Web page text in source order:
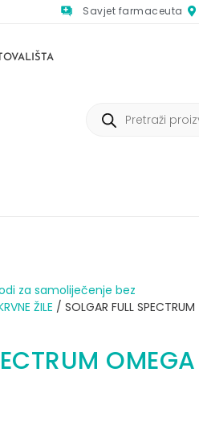
Savjet farmaceuta
za samoliječenje bez
ŽILE / SOLGAR FULL SPECTRUM
OMEGA